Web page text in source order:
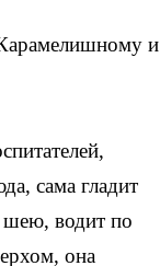
и
сама гладит
шею, водит по
она